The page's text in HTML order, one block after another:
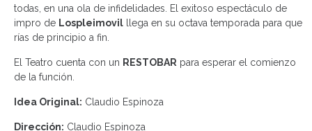
todas, en una ola de infidelidades. El exitoso espectáculo de
impro de Lospleimovil llega en su octava temporada para que
rías de principio a fin.
El Teatro cuenta con un RESTOBAR para esperar el comienzo
de la función.
Idea Original: Claudio Espinoza
Dirección: Claudio Espinoza